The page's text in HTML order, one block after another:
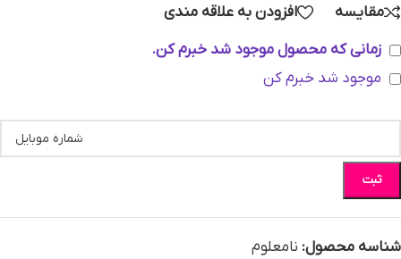
مقایسه
افزودن به علاقه مندی
زمانی که محصول موجود شد خبرم کن.
موجود شد خبرم کن
ثبت
شناسه محصول: نامعلوم